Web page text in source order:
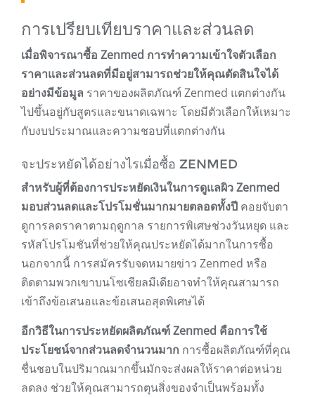
การเปรียบเทียบราคาและส่วนลด
เมื่อพิจารณาซื้อ Zenmed การทำความเข้าใจตัวเลือก
ราคาและส่วนลดที่มีอยู่สามารถช่วยให้คุณตัดสินใจได้
อย่างมีข้อมูล ราคาของผลิตภัณฑ์ Zenmed แตกต่างกัน
ไปขึ้นอยู่กับสูตรและขนาดเฉพาะ โดยมีตัวเลือกให้เหมาะ
กับงบประมาณและความชอบที่แตกต่างกัน
จะประหยัดได้อย่างไรเมื่อซื้อ ZENMED
สำหรับผู้ที่ต้องการประหยัดเงินในการดูแลผิว Zenmed
มอบส่วนลดและโปรโมชั่นมากมายตลอดทั้งปี คอยจับตา
ดูการลดราคาตามฤดูกาล รายการพิเศษช่วงวันหยุด และ
รหัสโปรโมชันที่ช่วยให้คุณประหยัดได้มากในการซื้อ
นอกจากนี้ การสมัครรับจดหมายข่าว Zenmed หรือ
ติดตามพวกเขาบนโซเชียลมีเดียอาจทำให้คุณสามารถ
เข้าถึงข้อเสนอและข้อเสนอสุดพิเศษได้
อีกวิธีในการประหยัดผลิตภัณฑ์ Zenmed คือการใช้
ประโยชน์จากส่วนลดจำนวนมาก การซื้อผลิตภัณฑ์ที่คุณ
ชื่นชอบในปริมาณมากขึ้นมักจะส่งผลให้ราคาต่อหน่วย
ลดลง ช่วยให้คุณสามารถตุนสิ่งของจำเป็นพร้อมทั้ง